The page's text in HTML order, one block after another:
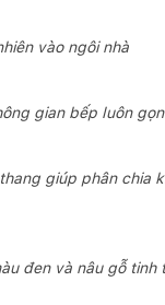
vào ngôi nhà
gian bếp luôn
giúp phân chia
đen và nâu gỗ tinh